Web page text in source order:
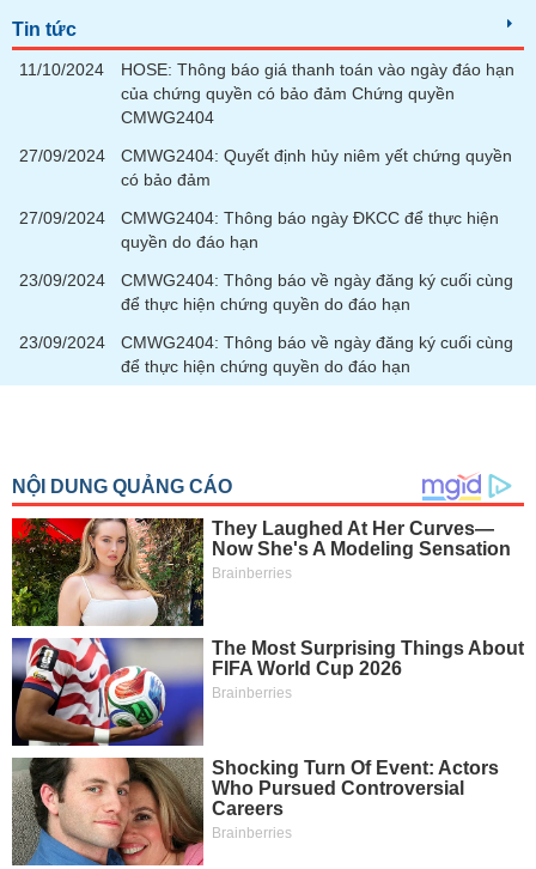
Tin tức
11/10/2024
HOSE: Thông báo giá thanh toán vào ngày đáo hạn
của chứng quyền có bảo đảm Chứng quyền
CMWG2404
27/09/2024
CMWG2404: Quyết định hủy niêm yết chứng quyền
có bảo đảm
27/09/2024
CMWG2404: Thông báo ngày ĐKCC để thực hiện
quyền do đáo hạn
23/09/2024
CMWG2404: Thông báo về ngày đăng ký cuối cùng
để thực hiện chứng quyền do đáo hạn
23/09/2024
CMWG2404: Thông báo về ngày đăng ký cuối cùng
để thực hiện chứng quyền do đáo hạn
chính